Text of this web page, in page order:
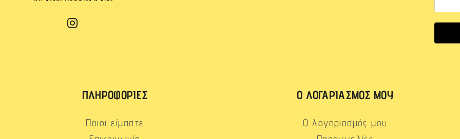
ΠΛΗΡΟΦΟΡΊΕΣ
Ποιοι είμαστε
Ο ΛΟΓΑΡΙΑΣΜΌΣ ΜΟΥ
Ο λογαριασμός μου